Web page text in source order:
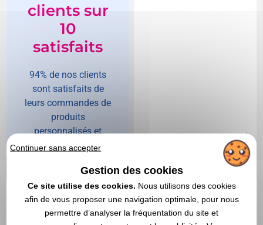
clients sur
10
satisfaits
94% de nos clients
sont satisfaits de
leurs commandes de
produits
personnalisés et
recommandent
4,10 CHFHT|
4,46 €
Marquage non compris
En stock
: 2 814 articles
DEVIS EXPRESS
Continuer sans accepter
Gestion des cookies
Ce site utilise des cookies. Nous utilisons des cookies
afin de vous proposer une navigation optimale, pour nous
permettre d’analyser la fréquentation du site et